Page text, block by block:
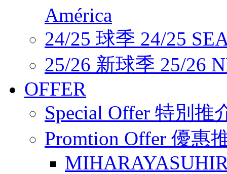
América
24/25 球季 24/25
25/26 新球季 25/26
OFFER
Special Offer 特別推
Promtion Offer 優惠